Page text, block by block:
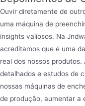
Ouvir diretamente de
uma máquina de
insights valiosos. Na
acreditamos que é uma
real dos nossos
detalhados e estudos de
nossas máquinas de
de produção, aumentar a